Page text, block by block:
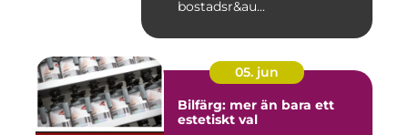
bostadsr&au...
05. jun
Bilfärg: mer än bara ett
estetiskt val